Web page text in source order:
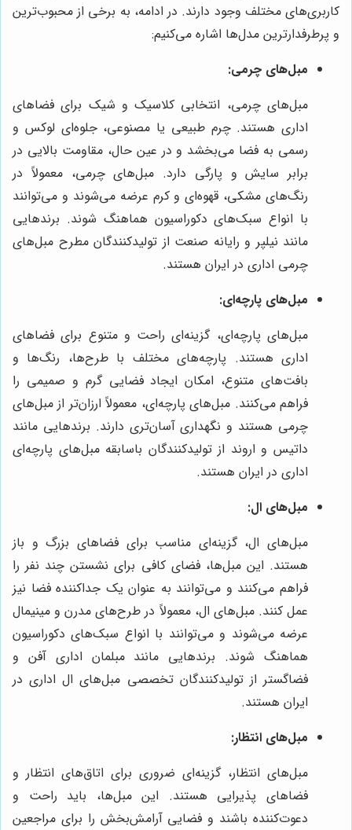
کاربری‌های مختلف وجود دارند. در ادامه، به برخی از محبوب‌ترین
و پرطرفدارترین مدل‌ها اشاره می‌کنیم:
مبل‌های چرمی:
مبل‌های چرمی، انتخابی کلاسیک و شیک برای فضاهای
اداری هستند. چرم طبیعی یا مصنوعی، جلوه‌ای لوکس و
رسمی به فضا می‌بخشد و در عین حال، مقاومت بالایی در
برابر سایش و پارگی دارد. مبل‌های چرمی، معمولاً در
رنگ‌های مشکی، قهوه‌ای و کرم عرضه می‌شوند و می‌توانند
با انواع سبک‌های دکوراسیون هماهنگ شوند. برندهایی
مانند نیلپر و رایانه صنعت از تولیدکنندگان مطرح مبل‌های
چرمی اداری در ایران هستند.
مبل‌های پارچه‌ای:
مبل‌های پارچه‌ای، گزینه‌ای راحت و متنوع برای فضاهای
اداری هستند. پارچه‌های مختلف با طرح‌ها، رنگ‌ها و
بافت‌های متنوع، امکان ایجاد فضایی گرم و صمیمی را
فراهم می‌کنند. مبل‌های پارچه‌ای، معمولاً ارزان‌تر از مبل‌های
چرمی هستند و نگهداری آسان‌تری دارند. برندهایی مانند
داتیس و اروند از تولیدکنندگان باسابقه مبل‌های پارچه‌ای
اداری در ایران هستند.
مبل‌های ال:
مبل‌های ال، گزینه‌ای مناسب برای فضاهای بزرگ و باز
هستند. این مبل‌ها، فضای کافی برای نشستن چند نفر را
فراهم می‌کنند و می‌توانند به عنوان یک جداکننده فضا نیز
عمل کنند. مبل‌های ال، معمولاً در طرح‌های مدرن و مینیمال
عرضه می‌شوند و می‌توانند با انواع سبک‌های دکوراسیون
هماهنگ شوند. برندهایی مانند مبلمان اداری آفن و
فضاگستر از تولیدکنندگان تخصصی مبل‌های ال اداری در
ایران هستند.
مبل‌های انتظار:
مبل‌های انتظار، گزینه‌ای ضروری برای اتاق‌های انتظار و
فضاهای پذیرایی هستند. این مبل‌ها، باید راحت و
دعوت‌کننده باشند و فضایی آرامش‌بخش را برای مراجعین